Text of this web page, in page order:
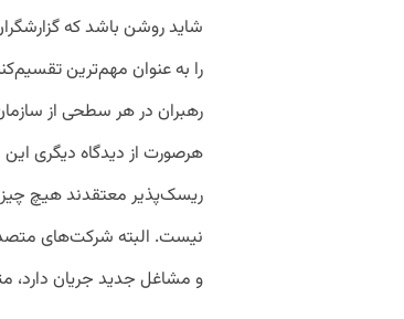
را به عنوان مهم‌ترین
رهبران در هر سطحی از
هرصورت از دیدگاه دیگری
ریسک‌پذیر معتقدند هیچ چیزی
نیست. البته شرکت‌های
و مشاغل جدید جریان دارد،